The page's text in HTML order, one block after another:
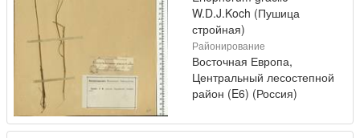
W.D.J.Koch (Пушица
стройная)
Районирование
Восточная Европа,
Центральный лесостепной
район (E6) (Россия)